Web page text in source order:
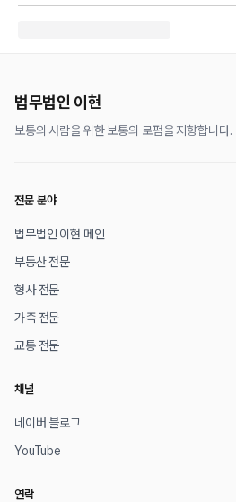
법무법인 이현
보통의 사람을 위한 보통의 로펌을 지향합니다.
전문 분야
법무법인 이현 메인
부동산 전문
형사 전문
가족 전문
교통 전문
채널
네이버 블로그
YouTube
연락